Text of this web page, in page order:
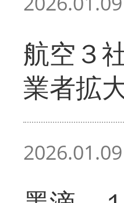
航空３
業者拡
2026.01.09